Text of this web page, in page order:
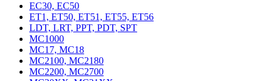
EC30, EC50
ET1, ET50, ET51, ET55, ET56
LDT, LRT, PPT, PDT, SPT
MC1000
MC17, MC18
MC2100, MC2180
MC2200, MC2700